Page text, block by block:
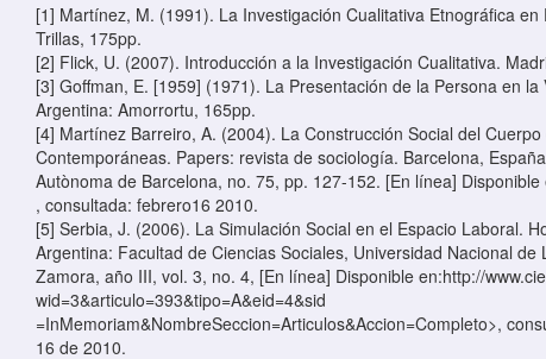
[1] Martínez, M. (1991). La Investigación Cualitativa Etnográfica en
Trillas, 175pp.
[2] Flick, U. (2007). Introducción a la Investigación Cualitativa.
[3] Goffman, E. [1959] (1971). La Presentación de la Persona en la
Argentina: Amorrortu, 165pp.
[4] Martínez Barreiro, A. (2004). La Construcción Social del
Contemporáneas. Papers: revista de sociología. Barcelona,
Autònoma de Barcelona, no. 75, pp. 127-152. [En línea] Disponible
, consultada: febrero16 2010.
[5] Serbia, J. (2006). La Simulación Social en el Espacio Laboral.
Argentina: Facultad de Ciencias Sociales, Universidad Nacional de
Zamora, año III, vol. 3, no. 4, [En línea] Disponible en:http://
wid=3&articulo=393&tipo=A&eid=4&sid
=InMemoriam&NombreSeccion=Articulos&Accion=Completo>,
16 de 2010.